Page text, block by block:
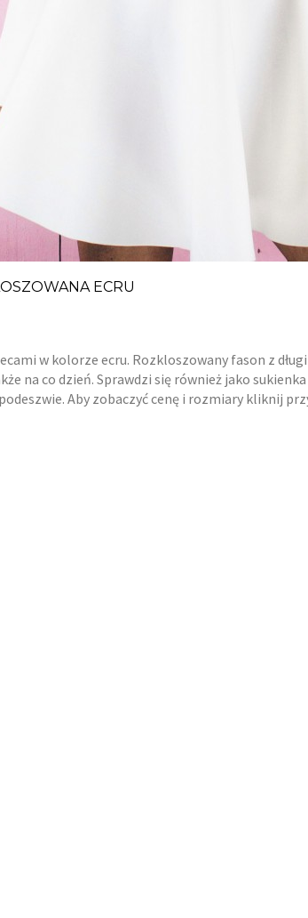
ECRU
w kolorze ecru. Rozkloszowany fason z
na co dzień. Sprawdzi się również jako
Aby zobaczyć cenę i rozmiary kliknij